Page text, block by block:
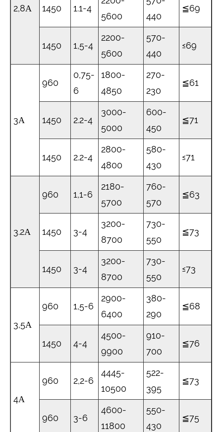
2,8Α 1450 1.1-4
5600
440
≦69
1450 1,5-4
2200-
5600
570-
440
≤69
3Α
960
0,75-
6
1800-
4850
270-
230
≦61
1450 2.2-4
3000-
5000
600-
450
≦71
1450 2.2-4
2800-
4800
580-
430
≤71
3.2Α
960 1,1-6
2180-
5700
760-
570
≦63
1450 3-4
3200-
8700
730-
550
≦73
1450 3-4
3200-
8700
730-
550
≤73
3,5Α
960 1,5-6
2900-
6400
380-
290
≦68
1450 4-4
4500-
9900
910-
700
≦76
4Α
960 2,2-6
4445-
10500
522-
395
≦73
960 3-6
4600-
11800
550-
430
≦75